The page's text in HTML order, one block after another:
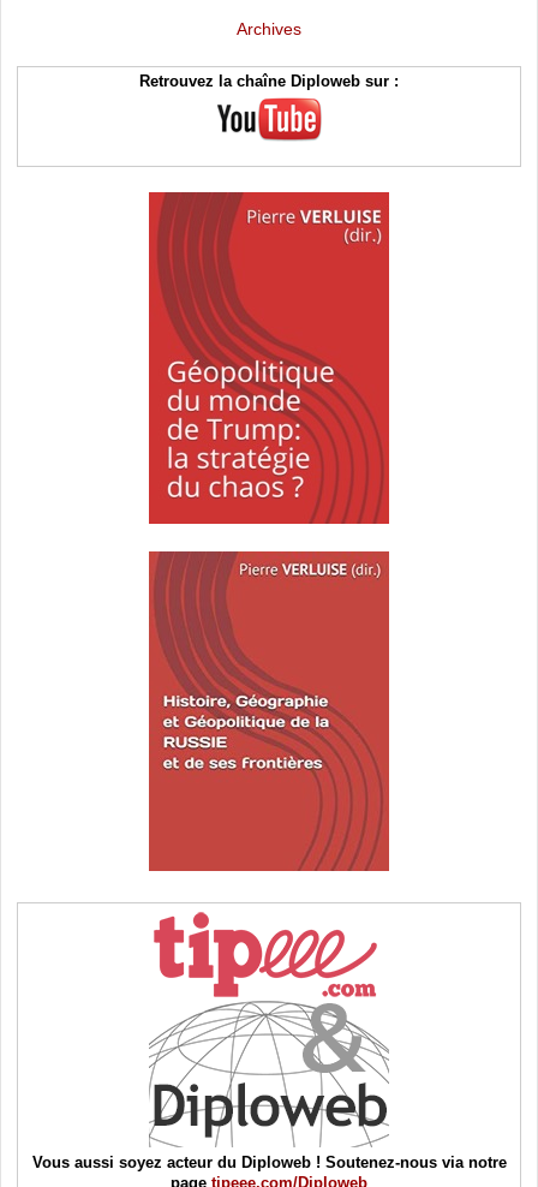
Archives
Retrouvez la chaîne Diploweb sur :
Vous aussi soyez acteur du Diploweb ! Soutenez-nous via notre
page tipeee.com/Diploweb